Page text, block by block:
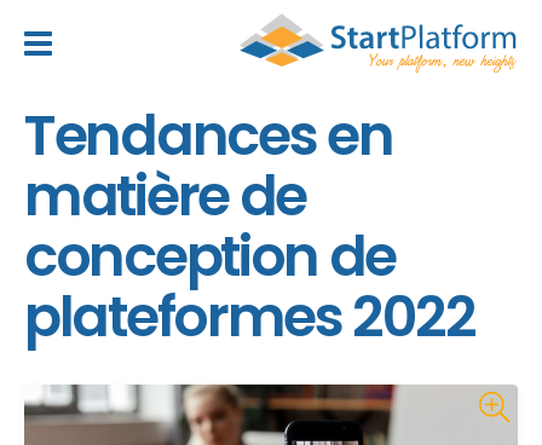
Tendances en
matière de
conception de
plateformes 2022
header_toggle_navigation